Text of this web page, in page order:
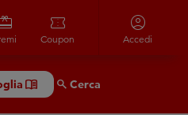
confirmation_number
Coupon
account_circle
Accedi
menu_book Search Cerca